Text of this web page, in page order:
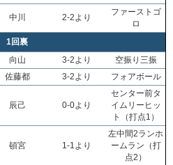
中川 2-2より
ファーストゴ
ロ
1回裏
向山 3-2より
空振り三振
佐藤都 3-2より フォアボール
辰己 0-0より
センター前タ
イムリーヒッ
ト（打点1）
頓宮 1-1より
左中間2ランホ
ームラン（打
点2）